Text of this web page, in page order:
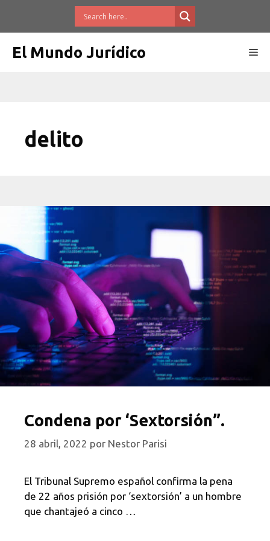
El Mundo Jurídico
delito
Condena por ‘Sextorsión”.
28 abril, 2022 por Nestor Parisi
El Tribunal Supremo español confirma la pena
de 22 años prisión por ‘sextorsión’ a un hombre
que chantajeó a cinco …